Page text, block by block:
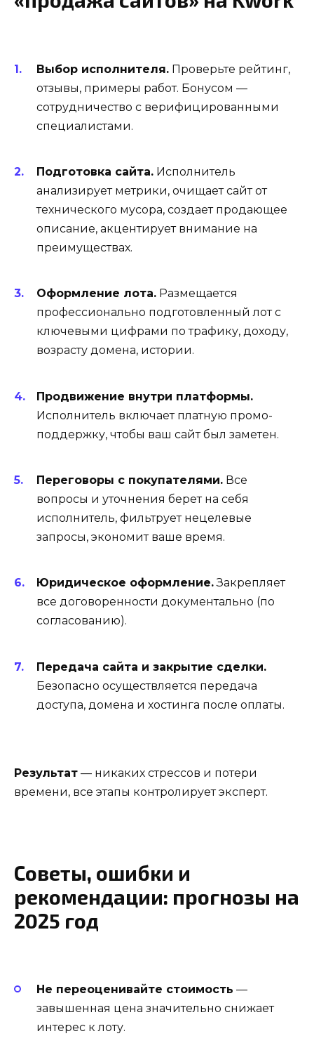
Выбор исполнителя. Проверьте рейтинг,
отзывы, примеры работ. Бонусом —
сотрудничество с верифицированными
специалистами.
Подготовка сайта. Исполнитель
анализирует метрики, очищает сайт от
технического мусора, создает продающее
описание, акцентирует внимание на
преимуществах.
Оформление лота. Размещается
профессионально подготовленный лот с
ключевыми цифрами по трафику, доходу,
возрасту домена, истории.
Продвижение внутри платформы.
Исполнитель включает платную промо-
поддержку, чтобы ваш сайт был заметен.
Переговоры с покупателями. Все
вопросы и уточнения берет на себя
исполнитель, фильтрует нецелевые
запросы, экономит ваше время.
Юридическое оформление.Закрепляет
все договоренности документально (по
согласованию).
Передача сайта и закрытие сделки.
Безопасно осуществляется передача
доступа, домена и хостинга после оплаты.
Результат — никаких стрессов и потери
времени, все этапы контролирует эксперт.
Советы, ошибки и
рекомендации: прогнозы на
2025 год
Не переоценивайте стоимость —
завышенная цена значительно снижает
интерес к лоту.